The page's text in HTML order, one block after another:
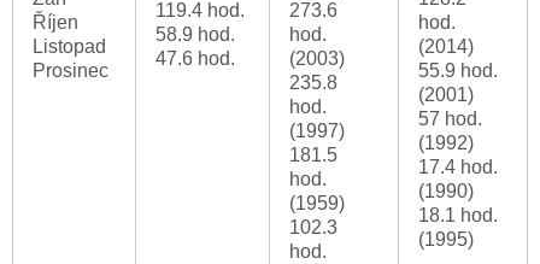
Říjen
Listopad
Prosinec
119.4 hod.
58.9 hod.
47.6 hod.
273.6
hod.
(2003)
235.8
hod.
(1997)
181.5
hod.
(1959)
102.3
hod.
hod.
(2014)
55.9 hod.
(2001)
57 hod.
(1992)
17.4 hod.
(1990)
18.1 hod.
(1995)